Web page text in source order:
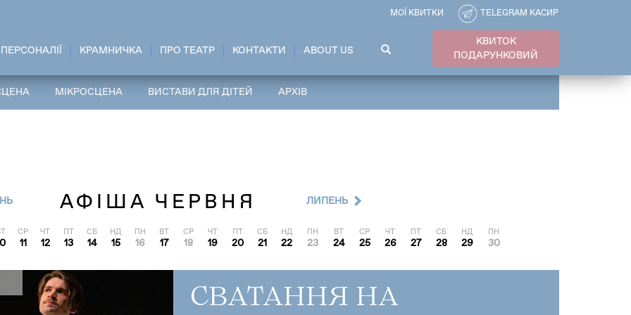
ПЕРСОНАЛІЇ КРАМНИЧКА ПРО ТЕАТР КОНТАКТИ ABOUT US
ПОШУКОВА
ФОРМА
КВИТОК
ПОДАРУНКОВИЙ
МОЇ КВИТКИ TELEGRAM КАСИР
МІКРОСЦЕНА ВИСТАВИ ДЛЯ ДІТЕЙ АРХІВ
АФІША ЧЕРВНЯ
СР
11
ЧТ
12
ПТ
13
СБ
14
НД
15
ПН
16
ВТ
17
СР
18
ЧТ
19
ПТ
20
СБ
21
НД
22
ПН
23
ВТ
24
СР
25
ЧТ
26
ПТ
27
СБ
28
НД
29
ПН
30
ЛИПЕНЬ
СВАТАННЯ НА